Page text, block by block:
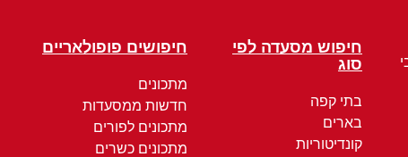
חיפוש מסעדה לפי
סוג
בתי קפה
בארים
קונדיטוריות
חיפושים פופולאריים
מתכונים
חדשות ממסעדות
מתכונים לפורים
מתכונים כשרים